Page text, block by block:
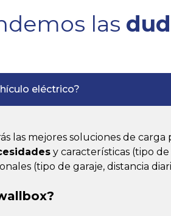
las
eléctrico?
las mejores soluciones de
y características (tipo
(tipo de garaje, distancia